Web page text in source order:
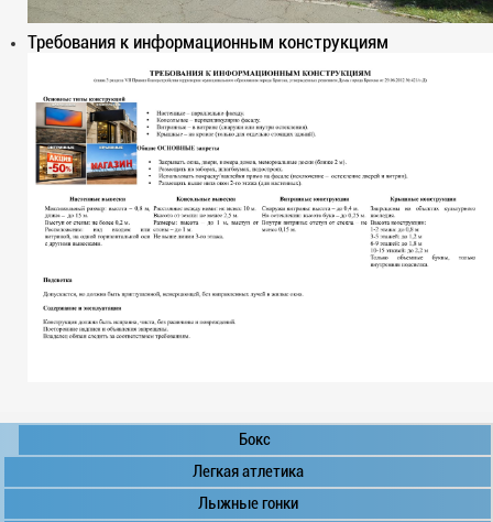
Требования к информационным конструкциям
Бокс
Легкая атлетика
Лыжные гонки